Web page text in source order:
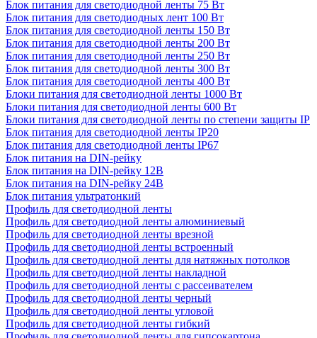
Блок питания для светодиодной ленты 75 Вт
Блок питания для светодиодных лент 100 Вт
Блок питания для светодиодной ленты 150 Вт
Блок питания для светодиодной ленты 200 Вт
Блок питания для светодиодной ленты 250 Вт
Блок питания для светодиодной ленты 300 Вт
Блок питания для светодиодной ленты 400 Вт
Блоки питания для светодиодной ленты 1000 Вт
Блоки питания для светодиодной ленты 600 Вт
Блоки питания для светодиодной ленты по степени защиты IP
Блок питания для светодиодной ленты IP20
Блок питания для светодиодной ленты IP67
Блок питания на DIN-рейку
Блок питания на DIN-рейку 12В
Блок питания на DIN-рейку 24В
Блок питания ультратонкий
Профиль для светодиодной ленты
Профиль для светодиодной ленты алюминиевый
Профиль для светодиодной ленты врезной
Профиль для светодиодной ленты встроенный
Профиль для светодиодной ленты для натяжных потолков
Профиль для светодиодной ленты накладной
Профиль для светодиодной ленты с рассеивателем
Профиль для светодиодной ленты черный
Профиль для светодиодной ленты угловой
Профиль для светодиодной ленты гибкий